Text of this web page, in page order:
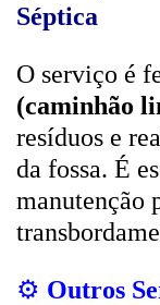
Séptica
O serviço é
(caminhão
resíduos e
da fossa. É
manutenção
⚙️ Outros